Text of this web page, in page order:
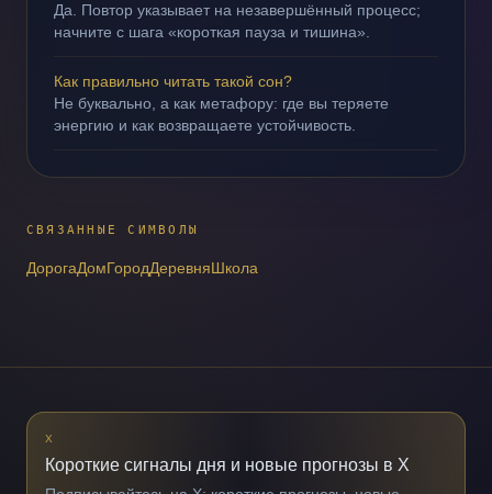
Да. Повтор указывает на незавершённый процесс;
начните с шага «короткая пауза и тишина».
Как правильно читать такой сон?
Не буквально, а как метафору: где вы теряете
энергию и как возвращаете устойчивость.
СВЯЗАННЫЕ СИМВОЛЫ
ДорогаДомГородДеревняШкола
X
Короткие сигналы дня и новые прогнозы в X